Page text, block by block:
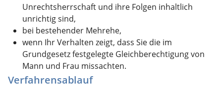
Unrechtsherrschaft und ihre Folgen inhaltlich
unrichtig sind,
bei bestehender Mehrehe,
wenn Ihr Verhalten zeigt, dass Sie die im
Grundgesetz festgelegte Gleichberechtigung von
Mann und Frau missachten.
Verfahrensablauf